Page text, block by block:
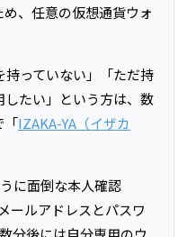
、任意の仮想通貨ウォ
持っていない」「ただ持
したい」という方は、数
「IZAKA-YA（イザカ
に面倒な本人確認
ールアドレスとパスワ